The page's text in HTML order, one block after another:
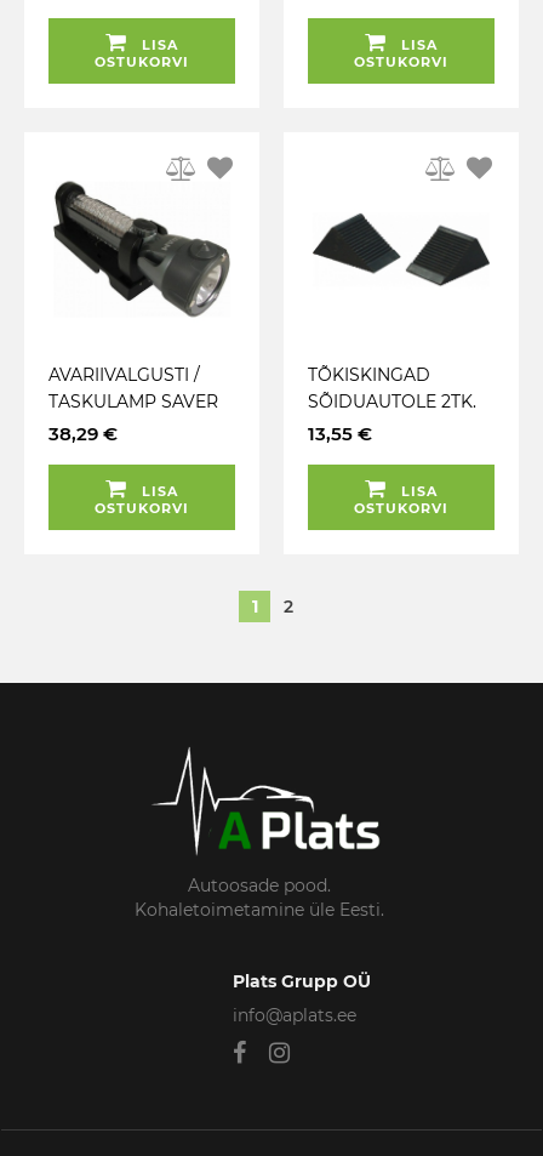
LISA
OSTUKORVI
LISA
OSTUKORVI
AVARIIVALGUSTI /
TASKULAMP SAVER
LIGHT HAAMER /
OSRAM
38,29 €
LISA
OSTUKORVI
TÕKISKINGAD
SÕIDUAUTOLE 2TK.
KUMMIST
TOOLS
13,55 €
LISA
OSTUKORVI
1 2
Autoosade pood.
Kohaletoimetamine üle Eesti.
Plats Grupp OÜ
info@aplats.ee